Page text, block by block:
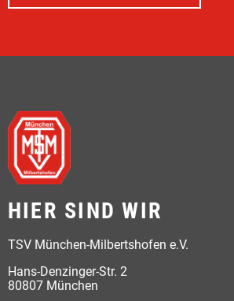
HIER SIND WIR
TSV München-Milbertshofen e.V.
Hans-Denzinger-Str. 2
80807 München